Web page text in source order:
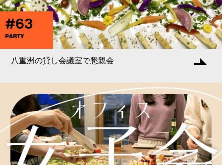
#63
PARTY
八重洲の貸し会議室で懇親会